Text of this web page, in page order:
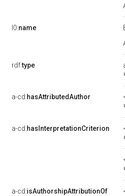
l0:name
rdf:type
a-cd:hasAttributedAuthor
a-cd:hasInterpretationCriterion
a-cd:isAuthorshipAttributionOf